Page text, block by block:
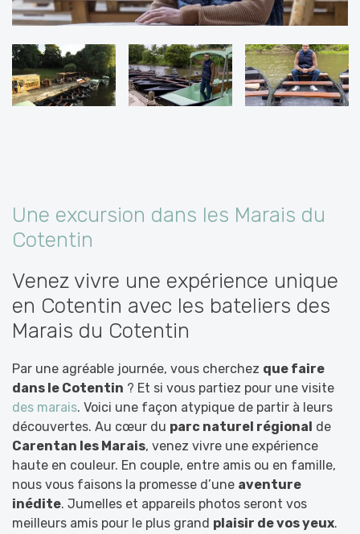
Une excursion dans les Marais du
Cotentin
Venez vivre une expérience unique
en Cotentin avec les bateliers des
Marais du Cotentin
Par une agréable journée, vous cherchez que faire
dans le Cotentin ? Et si vous partiez pour une visite
des marais. Voici une façon atypique de partir à leurs
découvertes. Au cœur du parc naturel régional de
Carentan les Marais, venez vivre une expérience
haute en couleur. En couple, entre amis ou en famille,
nous vous faisons la promesse d’une aventure
inédite. Jumelles et appareils photos seront vos
meilleurs amis pour le plus grand plaisir de vos yeux.